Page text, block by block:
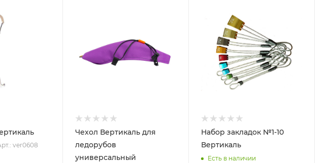
ver0608
Чехол Вертикаль для
ледорубов
универсальный
Набор закладок №1-10
Вертикаль
Есть в наличии